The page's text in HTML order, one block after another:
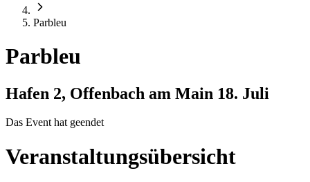
Parbleu
Parbleu
Hafen 2, Offenbach am Main 18. Juli
Das Event hat geendet
Veranstaltungsübersicht